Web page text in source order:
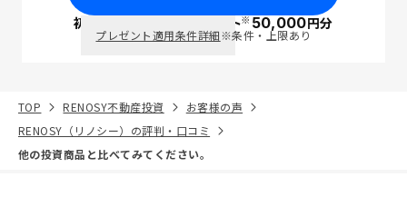
初回面談で ポイント※50,000円分
プレゼント適用条件詳細※条件・上限あり
TOP RENOSY不動産投資
お客様の声
RENOSY（リノシー）の評判・口コミ
他の投資商品と比べてみてください。